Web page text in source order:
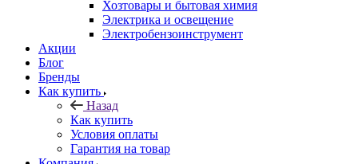
Хозтовары и бытовая химия
Электрика и освещение
Электробензоинструмент
Акции
Блог
Бренды
Как купить
Назад
Как купить
Условия оплаты
Гарантия на товар